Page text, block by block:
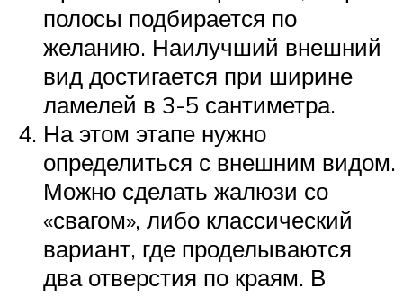
полосы подбирается по
желанию. Наилучший внешний
вид достигается при ширине
ламелей в 3-5 сантиметра.
На этом этапе нужно
определиться с внешним видом.
Можно сделать жалюзи со
«свагом», либо классический
вариант, где проделываются
два отверстия по краям. В